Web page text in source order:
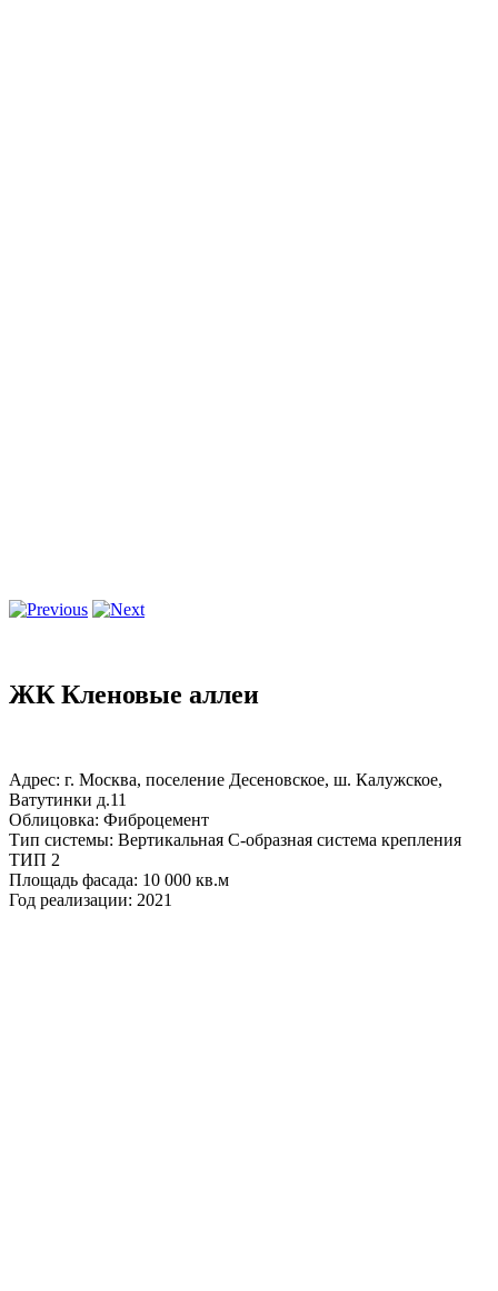
ЖК Кленовые аллеи
Адрес: г. Москва, поселение Десеновское, ш. Калужское,
Ватутинки д.11
Облицовка: Фиброцемент
Тип системы: Вертикальная С-образная система крепления
ТИП 2
Площадь фасада: 10 000 кв.м
Год реализации: 2021